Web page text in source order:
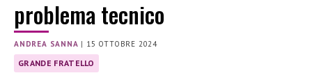
problema tecnico
ANDREA SANNA | 15 OTTOBRE 2024
GRANDE FRATELLO